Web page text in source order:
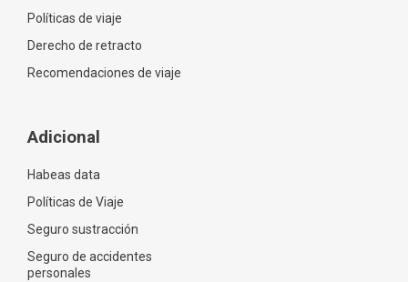
Políticas de viaje
Derecho de retracto
Recomendaciones de viaje
Adicional
Habeas data
Políticas de Viaje
Seguro sustracción
Seguro de accidentes
personales